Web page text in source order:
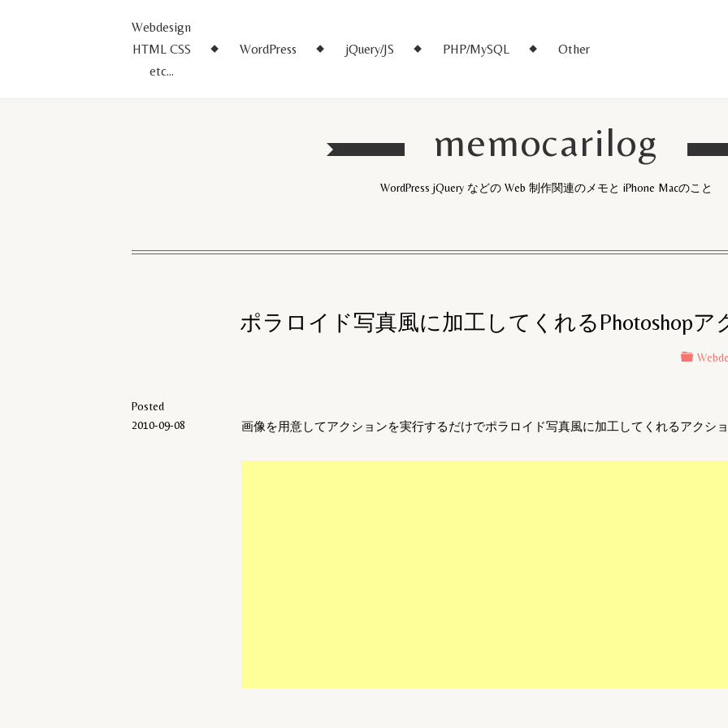
memocarilog
WordPress jQuery などの Web 制作関連のメモと iPhone Macのこと
Webdesign
HTML CSS
etc…
WordPress jQuery/JS PHP/MySQL Other
ポラロイド写真風に加工してくれるPhotoshop
Posted
2010-09-08
画像を用意してアクションを実行するだけでポラロイド写真風に加工してくれるアクショ